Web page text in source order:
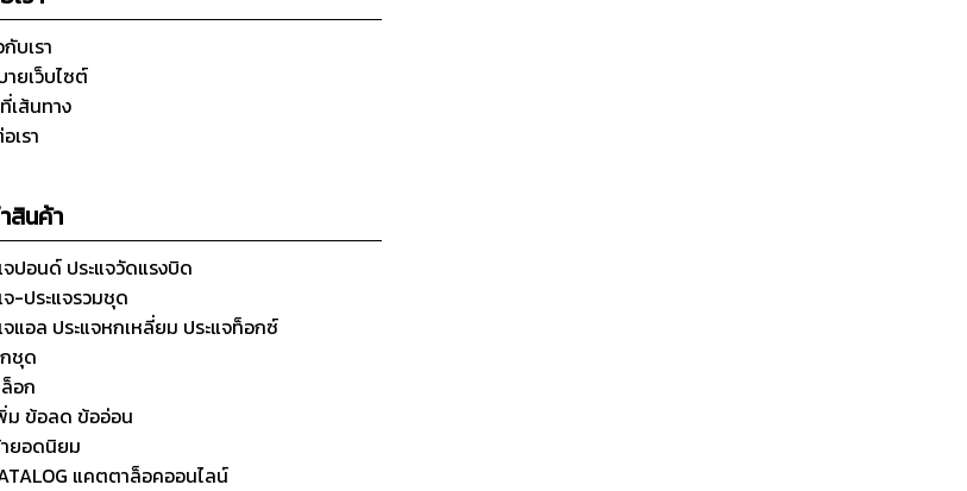
บเรา
ายเว็บไซต์
เส้นทาง
เรา
สินค้า
จปอนด์ ประแจวัดแรงบิด
จ-ประแจรวมชุด
จแอล ประแจหกเหลี่ยม ประแจท็อกซ์
ชุด
อก
ม ข้อลด ข้ออ่อน
ยอดนิยม
แคตตาล็อคออนไลน์